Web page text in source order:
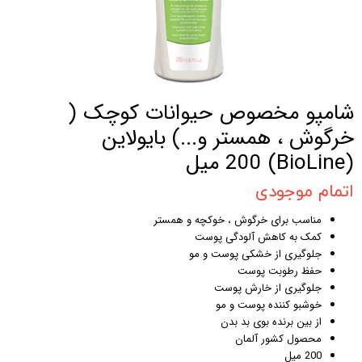
شامپو مخصوص حیوانات کوچک (
خرگوش ، همستر و...) بایولاین
(BioLine) 200 میل
اتمام موجودی
مناسب برای خرگوش ، خوکچه و همستر
کمک به کاهش آلودگی پوست
جلوگیری از خشکی پوست و مو
حفظ رطوبت پوست
جلوگیری از خارش پوست
خوشبو کننده پوست و مو
از بین برنده بوی بد بدن
محصول کشور آلمان
200 میل